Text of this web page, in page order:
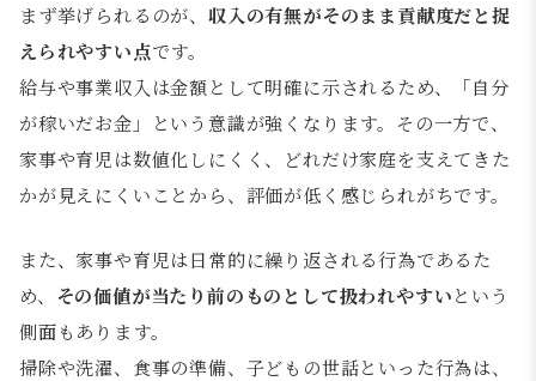
まず挙げられるのが、 収入の有無がそのまま貢献度だと捉
えられやすい点です。
給与や事業収入は金額として明確に示されるため、「自分
が稼いだお金」という意識が強くなります。その一方で、
家事や育児は数値化しにくく、どれだけ家庭を支えてきた
かが見えにくいことから、評価が低く感じられがちです。
また、家事や育児は日常的に繰り返される行為であるた
め、
その価値が当たり前のものとして扱われやすいという
側面もあります。
掃除や洗濯、食事の準備、子どもの世話といった行為は、